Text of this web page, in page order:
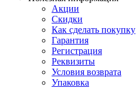
Акции
Скидки
Как сделать покупку
Гарантия
Регистрация
Реквизиты
Условия возврата
Упаковка